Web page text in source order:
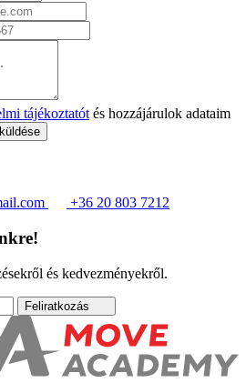
tájékoztatót és hozzájárulok adataim
+36 20 803 7212
és kedvezményekről.
Feliratkozás